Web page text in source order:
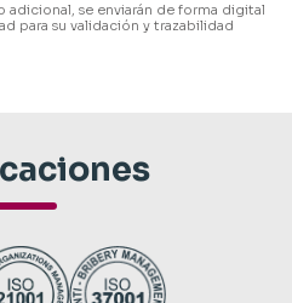
se enviarán de forma digital
para su validación y trazabilidad